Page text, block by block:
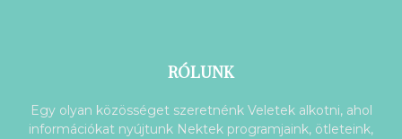
RÓLUNK
Egy olyan közösséget szeretnénk Veletek alkotni, ahol
információkat nyújtunk Nektek programjaink, ötleteink,